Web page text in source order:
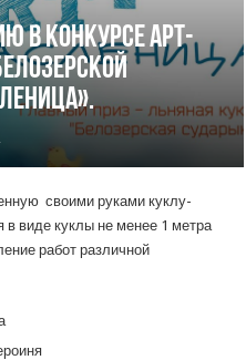
в конкурсе арт-
своими руками куклу-
виде куклы не менее 1 метра
работ различной